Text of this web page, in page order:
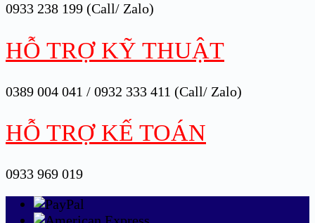
0933 238 199 (Call/ Zalo)
HỖ TRỢ KỸ THUẬT
0389 004 041 / 0932 333 411 (Call/ Zalo)
HỖ TRỢ KẾ TOÁN
0933 969 019